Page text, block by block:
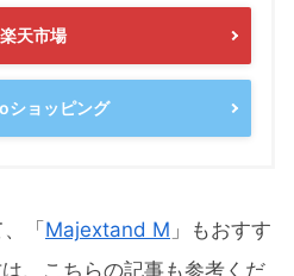
楽天市場
ショッピング
「 Majextand M 」もおすす
、こちらの記事も参考くだ